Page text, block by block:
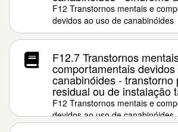
F12 Transtornos mentais e
devidos ao uso de canabinóides
F12.7 Transtornos
comportamentais
canabinóides - transtorno
residual ou de instalação
F12 Transtornos mentais e
devidos ao uso de canabinóides